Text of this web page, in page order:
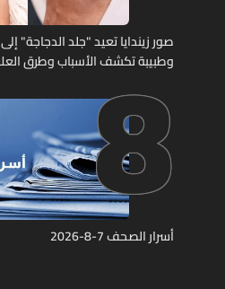
صور زيندايا تعيد "جلد الدجاجة"
وطبيبة تكشف الأسباب وطرق
8
أسرار الصحف 7-8-2026